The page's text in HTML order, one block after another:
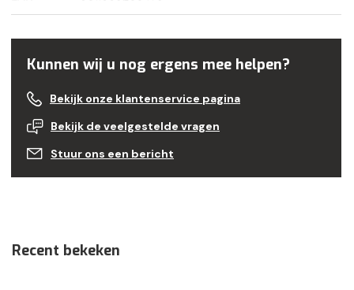
Kunnen wij u nog ergens mee helpen?
Bekijk onze klantenservice pagina
Bekijk de veelgestelde vragen
Stuur ons een bericht
Recent bekeken